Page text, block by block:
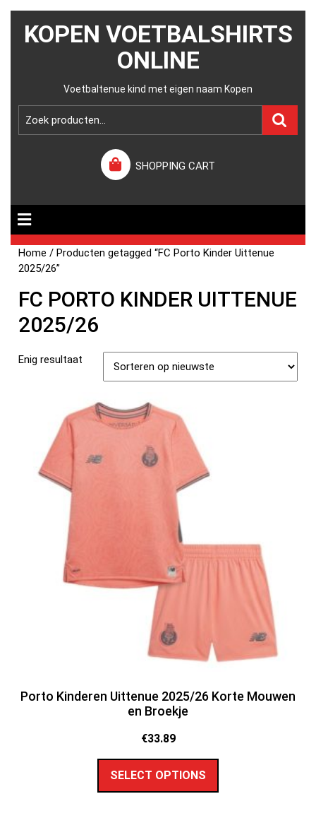
KOPEN VOETBALSHIRTS
ONLINE
Voetbaltenue kind met eigen naam Kopen
SHOPPING CART
Home / Producten getagged “FC Porto Kinder Uittenue
2025/26”
FC PORTO KINDER UITTENUE
2025/26
Enig resultaat
Porto Kinderen Uittenue 2025/26 Korte Mouwen
en Broekje
€33.89
SELECT OPTIONS